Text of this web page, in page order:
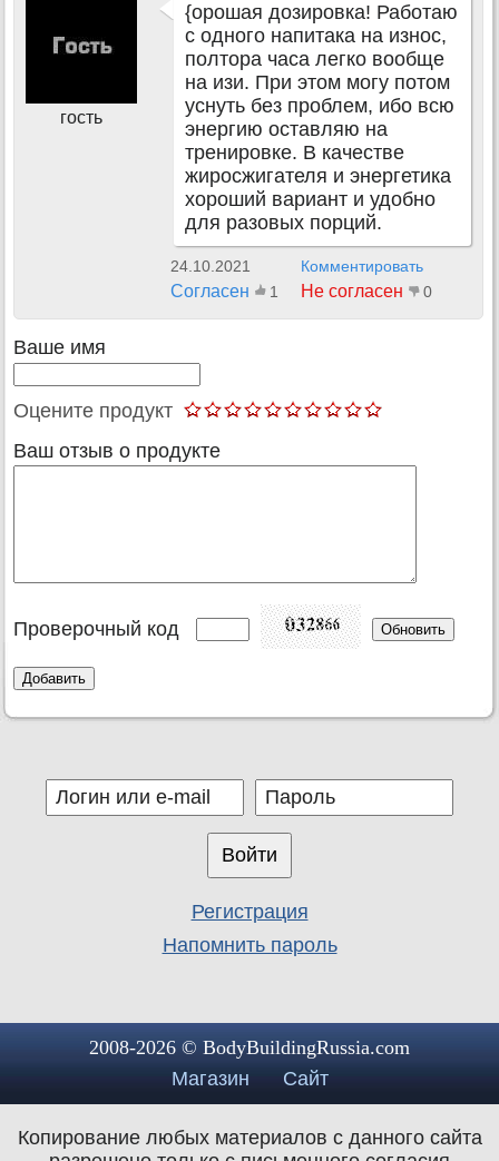
гость
{орошая дозировка! Работаю
с одного напитака на износ,
полтора часа легко вообще
на изи. При этом могу потом
уснуть без проблем, ибо всю
энергию оставляю на
тренировке. В качестве
жиросжигателя и энергетика
хороший вариант и удобно
для разовых порций.
24.10.2021 Комментировать
Согласен 1 Не согласен 0
Ваше имя
Оцените продукт
Ваш отзыв о продукте
Проверочный код
Регистрация
Напомнить пароль
2008-2026 © BodyBuildingRussia.com
Магазин
Сайт
Копирование любых материалов с данного сайта